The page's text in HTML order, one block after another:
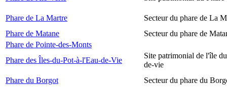
Phare de La Martre
Secteur du phare de La
Phare de Matane
Secteur du phare de
Phare de Pointe-des-Monts
Phare des Îles-du-Pot-à-l'Eau-de-Vie
Site patrimonial de l'île
de-vie
Phare du Borgot
Secteur du phare du